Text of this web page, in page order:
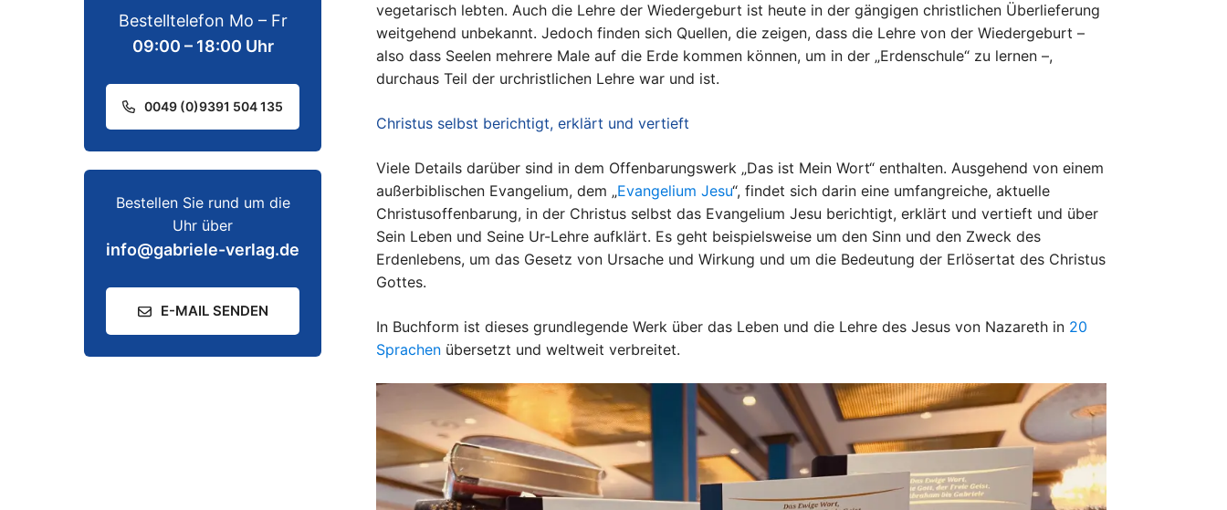
vegetarisch lebten. Auch die Lehre der Wiedergeburt ist heute in der gängigen christlichen Überlieferung
weitgehend unbekannt. Jedoch finden sich Quellen, die zeigen, dass die Lehre von der Wiedergeburt –
also dass Seelen mehrere Male auf die Erde kommen können, um in der „Erdenschule“ zu lernen –,
durchaus Teil der urchristlichen Lehre war und ist.
Christus selbst berichtigt, erklärt und vertieft
Viele Details darüber sind in dem Offenbarungswerk „Das ist Mein Wort“ enthalten. Ausgehend von einem
außerbiblischen Evangelium, dem „Evangelium Jesu“, findet sich darin eine umfangreiche, aktuelle
Christusoffenbarung, in der Christus selbst das Evangelium Jesu berichtigt, erklärt und vertieft und über
Sein Leben und Seine Ur-Lehre aufklärt. Es geht beispielsweise um den Sinn und den Zweck des
Erdenlebens, um das Gesetz von Ursache und Wirkung und um die Bedeutung der Erlösertat des Christus
Gottes.
In Buchform ist dieses grundlegende Werk über das Leben und die Lehre des Jesus von Nazareth in 20
Sprachen übersetzt und weltweit verbreitet.
Bestelltelefon Mo – Fr
09:00 – 18:00 Uhr
0049 (0)9391 504 135
Bestellen Sie rund um die
Uhr über
info@gabriele-verlag.de
E-MAIL SENDEN